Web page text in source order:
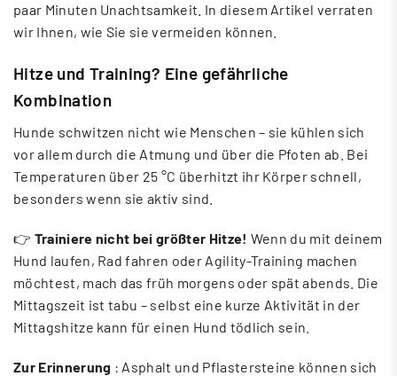
paar Minuten Unachtsamkeit. In diesem Artikel verraten
wir Ihnen, wie Sie sie vermeiden können.
Hitze und Training? Eine gefährliche
Kombination
Hunde schwitzen nicht wie Menschen – sie kühlen sich
vor allem durch die Atmung und über die Pfoten ab. Bei
Temperaturen über 25 °C überhitzt ihr Körper schnell,
besonders wenn sie aktiv sind.
👉 Trainiere nicht bei größter Hitze! Wenn du mit deinem
Hund laufen, Rad fahren oder Agility-Training machen
möchtest, mach das früh morgens oder spät abends. Die
Mittagszeit ist tabu – selbst eine kurze Aktivität in der
Mittagshitze kann für einen Hund tödlich sein.
Zur Erinnerung : Asphalt und Pflastersteine ​​können sich